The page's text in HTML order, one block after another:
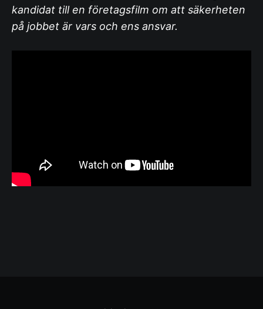
kandidat till en företagsfilm om att säkerheten
på jobbet är vars och ens ansvar.